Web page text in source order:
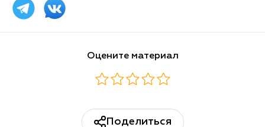
Оцените материал
Поделиться